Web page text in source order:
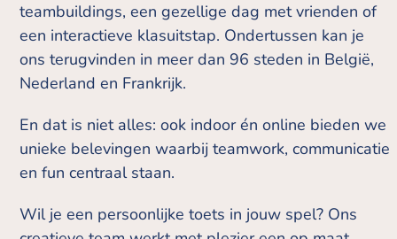
teambuildings, een gezellige dag met vrienden of
een interactieve klasuitstap. Ondertussen kan je
ons terugvinden in meer dan 96 steden in België,
Nederland en Frankrijk.
En dat is niet alles: ook indoor én online bieden we
unieke belevingen waarbij teamwork, communicatie
en fun centraal staan.
Wil je een persoonlijke toets in jouw spel? Ons